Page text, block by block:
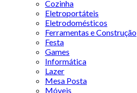
Cozinha
Eletroportáteis
Eletrodomésticos
Ferramentas e Construção
Festa
Games
Informática
Lazer
Mesa Posta
Móveis